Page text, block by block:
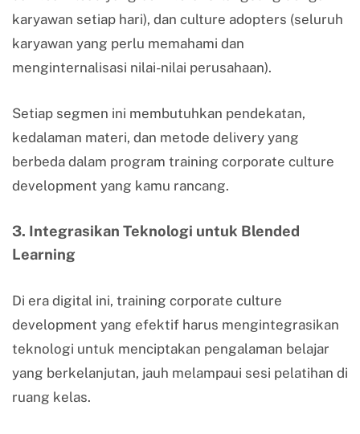
karyawan setiap hari), dan culture adopters (seluruh
karyawan yang perlu memahami dan
menginternalisasi nilai-nilai perusahaan).
Setiap segmen ini membutuhkan pendekatan,
kedalaman materi, dan metode delivery yang
berbeda dalam program training corporate culture
development yang kamu rancang.
3. Integrasikan Teknologi untuk Blended
Learning
Di era digital ini, training corporate culture
development yang efektif harus mengintegrasikan
teknologi untuk menciptakan pengalaman belajar
yang berkelanjutan, jauh melampaui sesi pelatihan di
ruang kelas.